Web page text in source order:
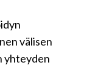
välisen
yhteyden